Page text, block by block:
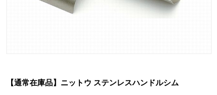
【通常在庫品】ニットウ ステンレスハンドルシム